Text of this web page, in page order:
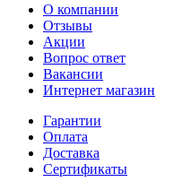
О компании
Отзывы
Акции
Вопрос ответ
Вакансии
Интернет магазин
Гарантии
Оплата
Доставка
Сертификаты